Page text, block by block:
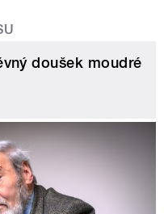
doušek moudré